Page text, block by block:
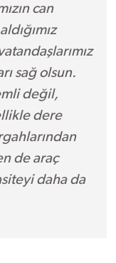
can
sağ olsun.
değil,
dere
de araç
daha da